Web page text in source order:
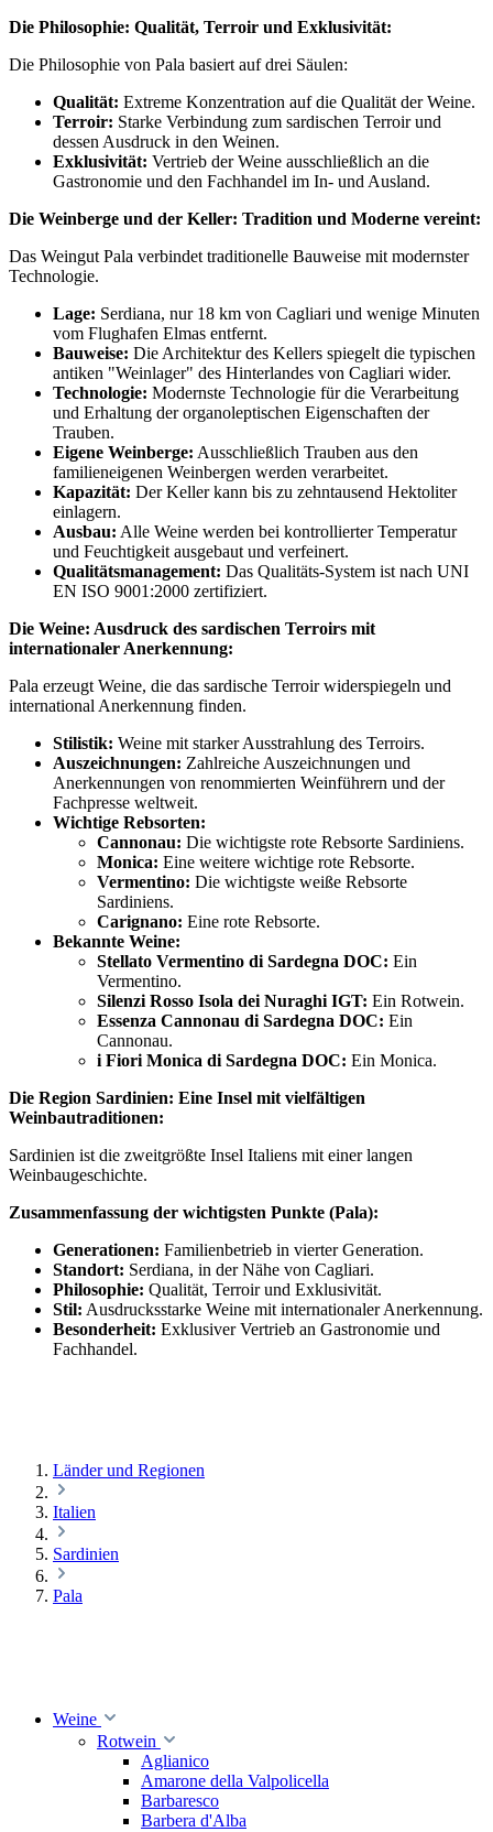
Die Philosophie: Qualität, Terroir und Exklusivität:
Die Philosophie von Pala basiert auf drei Säulen:
Qualität: Extreme Konzentration auf die Qualität der Weine.
Terroir: Starke Verbindung zum sardischen Terroir und
dessen Ausdruck in den Weinen.
Exklusivität: Vertrieb der Weine ausschließlich an die
Gastronomie und den Fachhandel im In- und Ausland.
Die Weinberge und der Keller: Tradition und Moderne vereint:
Das Weingut Pala verbindet traditionelle Bauweise mit modernster
Technologie.
Lage: Serdiana, nur 18 km von Cagliari und wenige Minuten
vom Flughafen Elmas entfernt.
Bauweise: Die Architektur des Kellers spiegelt die typischen
antiken "Weinlager" des Hinterlandes von Cagliari wider.
Technologie: Modernste Technologie für die Verarbeitung
und Erhaltung der organoleptischen Eigenschaften der
Trauben.
Eigene Weinberge: Ausschließlich Trauben aus den
familieneigenen Weinbergen werden verarbeitet.
Kapazität: Der Keller kann bis zu zehntausend Hektoliter
einlagern.
Ausbau: Alle Weine werden bei kontrollierter Temperatur
und Feuchtigkeit ausgebaut und verfeinert.
Qualitätsmanagement: Das Qualitäts-System ist nach UNI
EN ISO 9001:2000 zertifiziert.
Die Weine: Ausdruck des sardischen Terroirs mit
internationaler Anerkennung:
Pala erzeugt Weine, die das sardische Terroir widerspiegeln und
international Anerkennung finden.
Stilistik: Weine mit starker Ausstrahlung des Terroirs.
Auszeichnungen: Zahlreiche Auszeichnungen und
Anerkennungen von renommierten Weinführern und der
Fachpresse weltweit.
Wichtige Rebsorten:
Cannonau: Die wichtigste rote Rebsorte Sardiniens.
Monica: Eine weitere wichtige rote Rebsorte.
Vermentino: Die wichtigste weiße Rebsorte
Sardiniens.
Carignano: Eine rote Rebsorte.
Bekannte Weine:
Stellato Vermentino di Sardegna DOC: Ein
Vermentino.
Silenzi Rosso Isola dei Nuraghi IGT: Ein Rotwein.
Essenza Cannonau di Sardegna DOC: Ein
Cannonau.
i Fiori Monica di Sardegna DOC: Ein Monica.
Die Region Sardinien: Eine Insel mit vielfältigen
Weinbautraditionen:
Sardinien ist die zweitgrößte Insel Italiens mit einer langen
Weinbaugeschichte.
Zusammenfassung der wichtigsten Punkte (Pala):
Generationen: Familienbetrieb in vierter Generation.
Standort: Serdiana, in der Nähe von Cagliari.
Philosophie: Qualität, Terroir und Exklusivität.
Stil: Ausdrucksstarke Weine mit internationaler Anerkennung.
Besonderheit: Exklusiver Vertrieb an Gastronomie und
Fachhandel.
Länder und Regionen
Italien
Sardinien
Pala
Weine
Rotwein
Aglianico
Amarone della Valpolicella
Barbaresco
Barbera d'Alba